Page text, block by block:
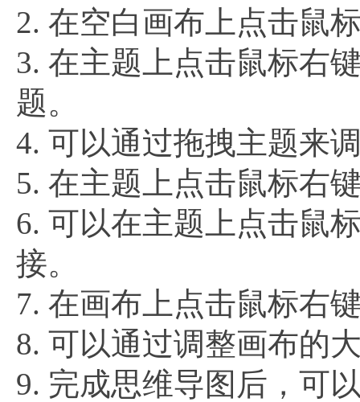
2. 在空白画布上点击鼠
3. 在主题上点击鼠标右
题。
4. 可以通过拖拽主题来
5. 在主题上点击鼠标右
6. 可以在主题上点击鼠
接。
7. 在画布上点击鼠标右
8. 可以通过调整画布的
9. 完成思维导图后，可